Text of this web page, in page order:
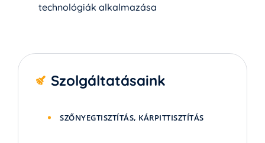
technológiák alkalmazása
Szolgáltatásaink
SZŐNYEGTISZTÍTÁS, KÁRPITTISZTÍTÁS